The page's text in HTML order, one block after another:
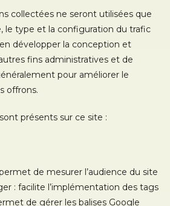
collectées ne seront utilisées que
le type et la configuration du trafic
développer la conception et
fins administratives et de
pour améliorer le
offrons.
présents sur ce site :
de mesurer l’audience du site
: facilite l’implémentation des tags
de gérer les balises Google